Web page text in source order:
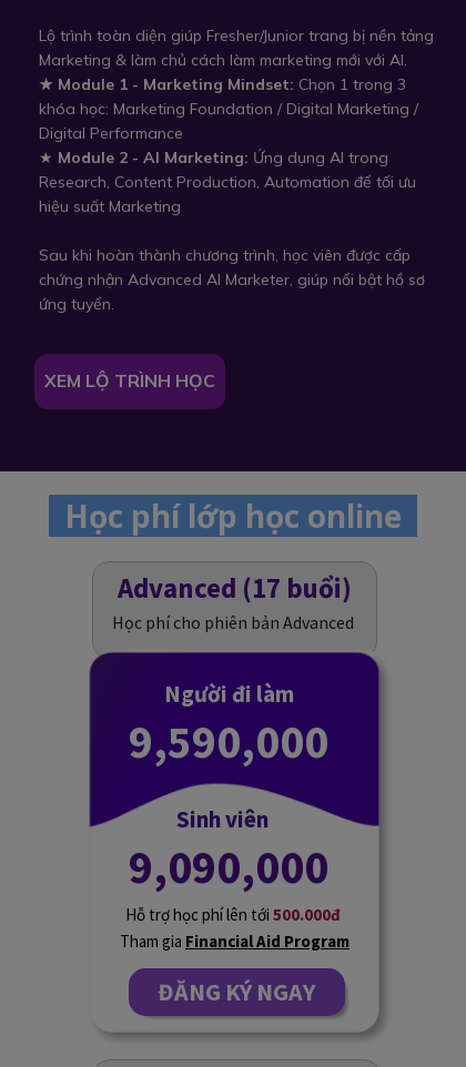
XEM LỘ TRÌNH HỌC
Lộ trình toàn diện giúp Fresher/Junior trang bị nền tảng
Marketing & làm chủ cách làm marketing mới với AI.
★ Module 1 - Marketing Mindset: Chọn 1 trong 3
khóa học: Marketing Foundation / Digital Marketing /
Digital Performance
★ Module 2 - AI Marketing: Ứng dụng AI trong
Research, Content Production, Automation để tối ưu
hiệu suất Marketing
Sau khi hoàn thành chương trình, học viên được cấp
chứng nhận Advanced AI Marketer, giúp nổi bật hồ sơ
ứng tuyển.
Học phí lớp học online
Học phí cho phiên bản Advanced
Advanced (17 buổi)
Sinh viên
9,090,000
ĐĂNG KÝ NGAY
9,590,000
Người đi làm
Hỗ trợ học phí lên tới 500.000đ
Tham gia Financial Aid Program